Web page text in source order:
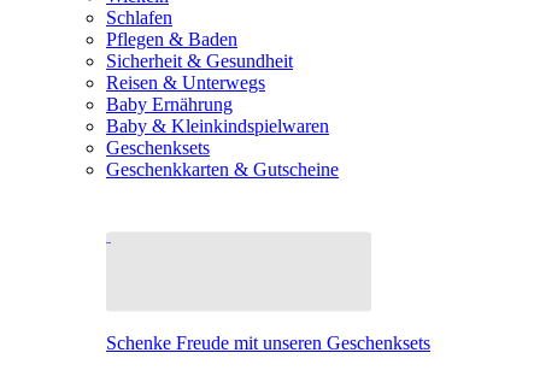
Schlafen
Pflegen & Baden
Sicherheit & Gesundheit
Reisen & Unterwegs
Baby Ernährung
Baby & Kleinkindspielwaren
Geschenksets
Geschenkkarten & Gutscheine
Schenke Freude mit unseren Geschenksets